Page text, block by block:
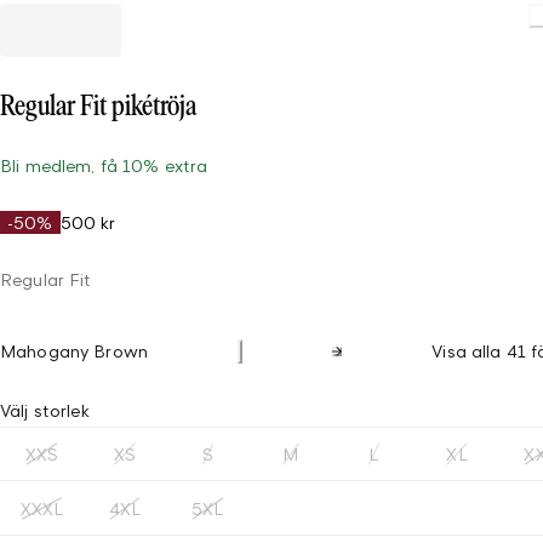
Regular Fit pikétröja
Bli medlem, få 10% extra
-50% 500 kr
Regular Fit
Mahogany Brown Visa alla 41
Välj storlek
XXS XS S M L XL
XXXL 4XL 5XL